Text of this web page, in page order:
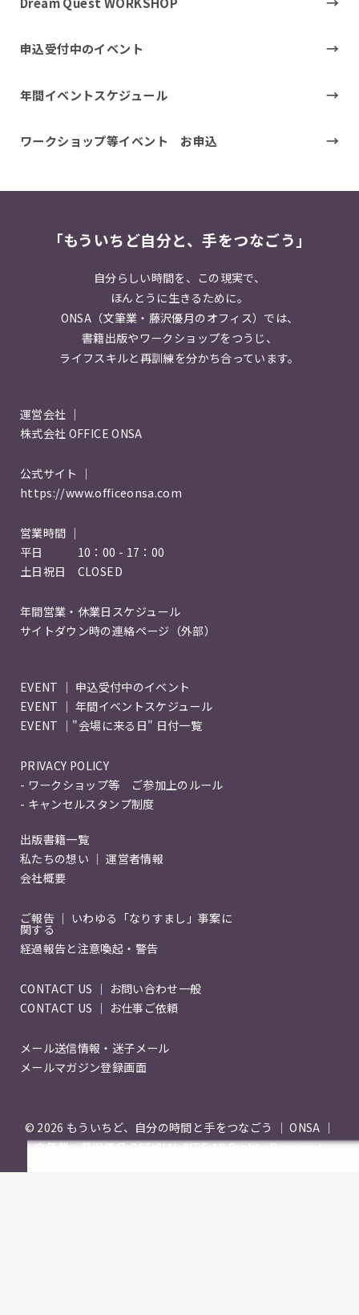
申込受付中のイベント
年間イベントスケジュール
ワークショップ等イベント お申込
「もういちど自分と、手をつなごう」
自分らしい時間を、この現実で、
ほんとうに生きるために。
ONSA（文筆業・藤沢優月のオフィス）では、
書籍出版やワークショップをつうじ、
ライフスキルと再訓練を分かち合っています。
運営会社 ｜
株式会社 OFFICE ONSA
公式サイト ｜
https://www.officeonsa.com
営業時間 ｜
平日 10：00 - 17：00
土日祝日 CLOSED
年間営業・休業日スケジュール
サイトダウン時の連絡ページ（外部）
EVENT ｜ 申込受付中のイベント
EVENT ｜ 年間イベントスケジュール
EVENT ｜"会場に来る日" 日付一覧
PRIVACY POLICY
- ワークショップ等 ご参加上のルール
- キャンセルスタンプ制度
出版書籍一覧
私たちの想い ｜ 運営者情報
会社概要
ご報告 ｜ いわゆる「なりすまし」事案に
関する
経過報告と注意喚起・警告
CONTACT US ｜ お問い合わせ一般
CONTACT US ｜ お仕事ご依頼
メール送信情報・迷子メール
メールマガジン登録画面
© 2026 もういちど、自分の時間と手をつなごう ｜ ONSA ｜
文筆業・藤沢優月 OFFICIAL SITEAll Rights Reserved.